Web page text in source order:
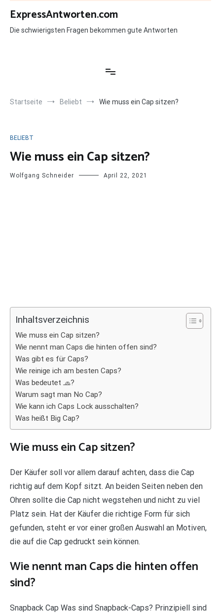
Zum
Inhalt
springen
ExpressAntworten.com
Die schwierigsten Fragen bekommen gute Antworten
Startseite Beliebt Wie muss ein Cap sitzen?
BELIEBT
Wie muss ein Cap sitzen?
Wolfgang Schneider April 22, 2021
Inhaltsverzeichnis
Wie muss ein Cap sitzen?
Wie nennt man Caps die hinten offen sind?
Was gibt es für Caps?
Wie reinige ich am besten Caps?
Was bedeutet 🧢?
Warum sagt man No Cap?
Wie kann ich Caps Lock ausschalten?
Was heißt Big Cap?
Wie muss ein Cap sitzen?
Der Käufer soll vor allem darauf achten, dass die Cap
richtig auf dem Kopf sitzt. An beiden Seiten neben den
Ohren sollte die Cap nicht wegstehen und nicht zu viel
Platz sein. Hat der Käufer die richtige Form für sich
gefunden, steht er vor einer großen Auswahl an Motiven,
die auf die Cap gedruckt sein können.
Wie nennt man Caps die hinten offen
sind?
Snapback Cap Was sind Snapback-Caps? Prinzipiell sind